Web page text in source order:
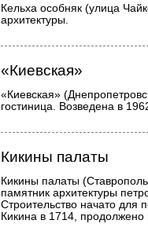
Кельха особняк (улица
архитектуры.
«Киевская»
«Киевская»
гостиница. Возведена в
Кикины палаты
Кикины палаты
памятник архитектуры
Строительство начато для
Кикина в 1714, продолжено